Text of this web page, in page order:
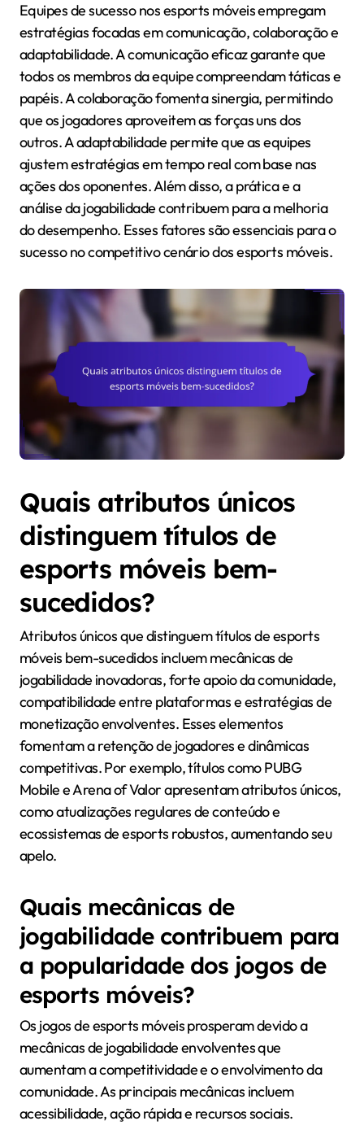
Equipes de sucesso nos esports móveis empregam
estratégias focadas em comunicação, colaboração e
adaptabilidade. A comunicação eficaz garante que
todos os membros da equipe compreendam táticas e
papéis. A colaboração fomenta sinergia, permitindo
que os jogadores aproveitem as forças uns dos
outros. A adaptabilidade permite que as equipes
ajustem estratégias em tempo real com base nas
ações dos oponentes. Além disso, a prática e a
análise da jogabilidade contribuem para a melhoria
do desempenho. Esses fatores são essenciais para o
sucesso no competitivo cenário dos esports móveis.
Quais atributos únicos
distinguem títulos de
esports móveis bem-
sucedidos?
Atributos únicos que distinguem títulos de esports
móveis bem-sucedidos incluem mecânicas de
jogabilidade inovadoras, forte apoio da comunidade,
compatibilidade entre plataformas e estratégias de
monetização envolventes. Esses elementos
fomentam a retenção de jogadores e dinâmicas
competitivas. Por exemplo, títulos como PUBG
Mobile e Arena of Valor apresentam atributos únicos,
como atualizações regulares de conteúdo e
ecossistemas de esports robustos, aumentando seu
apelo.
Quais mecânicas de
jogabilidade contribuem para
a popularidade dos jogos de
esports móveis?
Os jogos de esports móveis prosperam devido a
mecânicas de jogabilidade envolventes que
aumentam a competitividade e o envolvimento da
comunidade. As principais mecânicas incluem
acessibilidade, ação rápida e recursos sociais.